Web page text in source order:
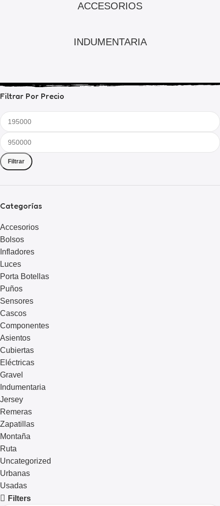
ACCESORIOS
INDUMENTARIA
Filtrar Por Precio
Filtrar
Categorías
Accesorios
Bolsos
Infladores
Luces
Porta Botellas
Puños
Sensores
Cascos
Componentes
Asientos
Cubiertas
Eléctricas
Gravel
Indumentaria
Jersey
Remeras
Zapatillas
Montaña
Ruta
Uncategorized
Urbanas
Usadas
Filters